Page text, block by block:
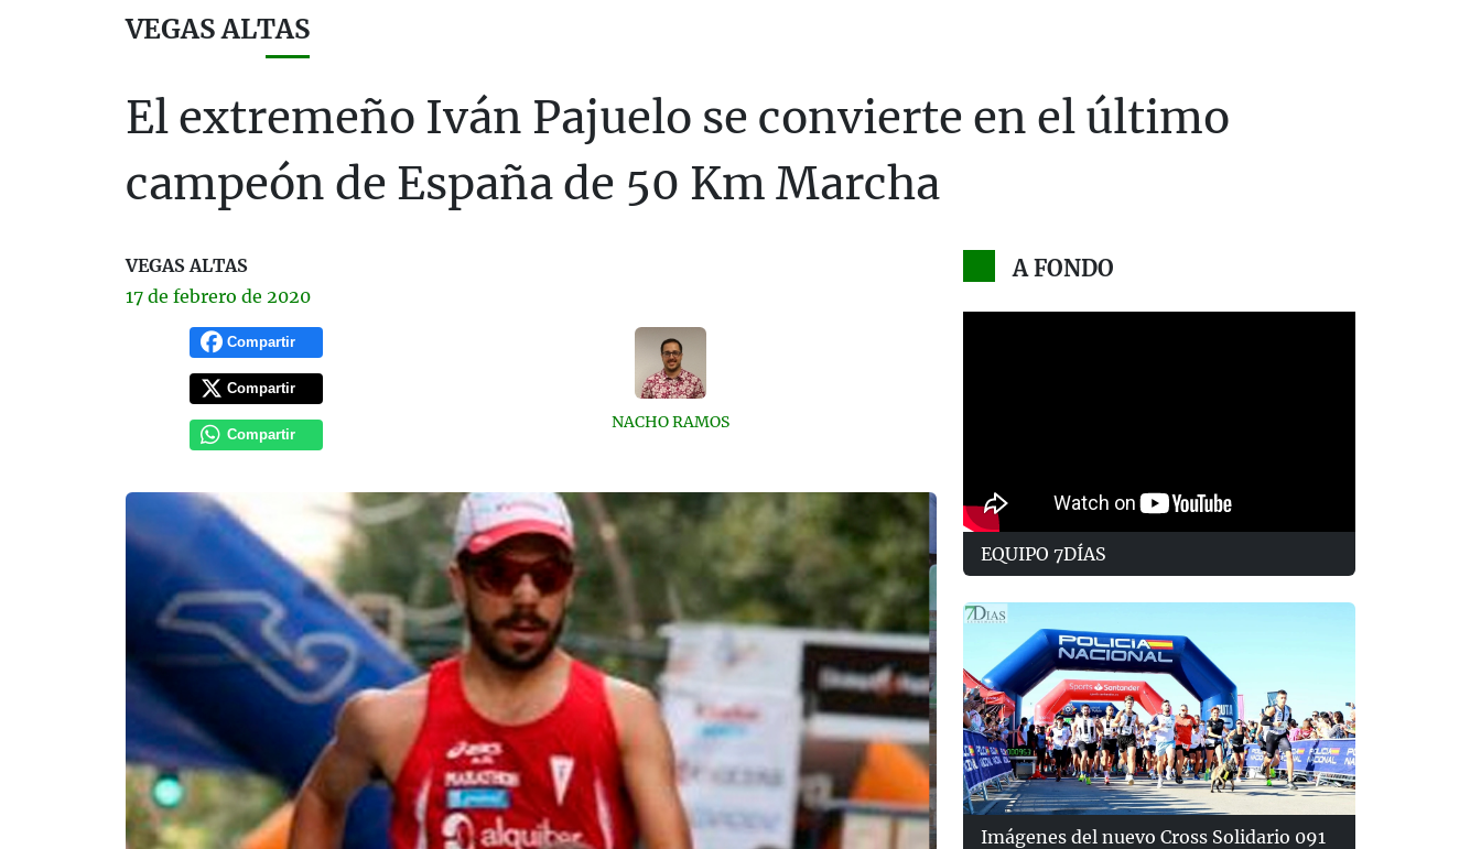
VEGAS ALTAS
El extremeño Iván Pajuelo se convierte en el último
campeón de España de 50 Km Marcha
VEGAS ALTAS
17 de febrero de 2020
Compartir
Compartir
Compartir
NACHO RAMOS
A FONDO
EQUIPO 7DÍAS
Imágenes del nuevo Cross Solidario 091